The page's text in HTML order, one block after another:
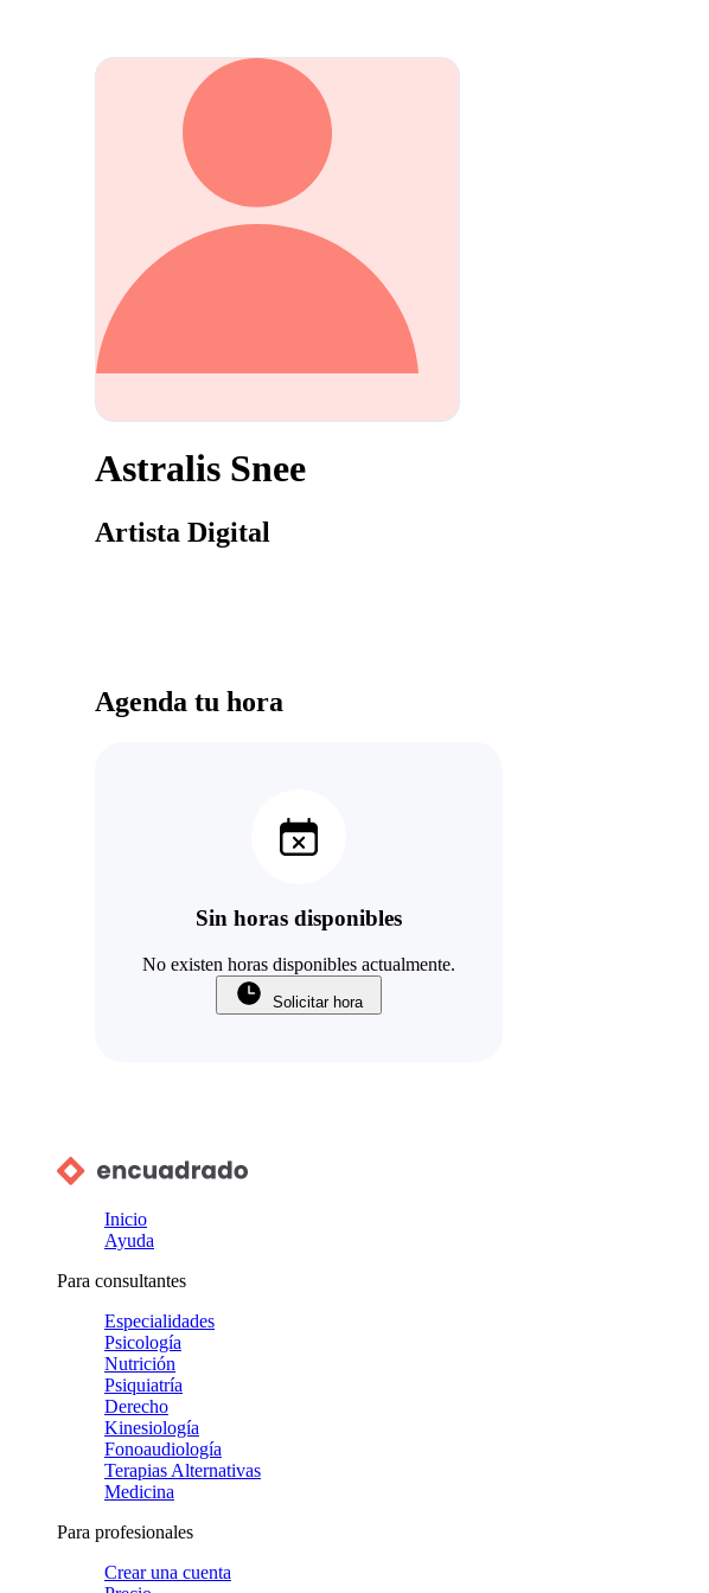
Astralis Snee
Artista Digital
Agenda tu hora
Sin horas disponibles
No existen horas disponibles actualmente.
Solicitar hora
Inicio
Ayuda
Para consultantes
Especialidades
Psicología
Nutrición
Psiquiatría
Derecho
Kinesiología
Fonoaudiología
Terapias Alternativas
Medicina
Para profesionales
Crear una cuenta